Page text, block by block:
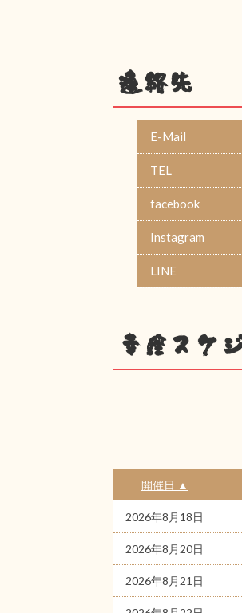
連絡先
E-Mail
TEL
facebook
Instagram
LINE
幸座スケ
開催日 ▲
2026年8月18日
2026年8月20日
2026年8月21日